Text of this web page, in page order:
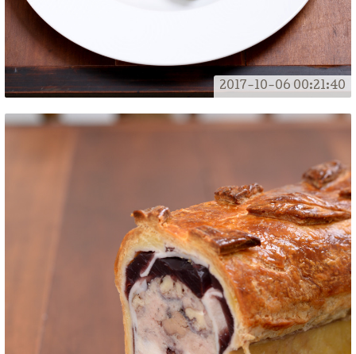
2017-10-06 00:21:40